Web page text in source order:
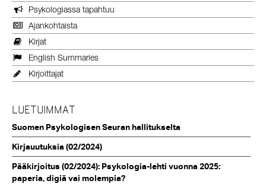
Psykologiassa tapahtuu
Ajankohtaista
Kirjat
English Summaries
Kirjoittajat
LUETUIMMAT
Suomen Psykologisen Seuran hallitukselta
Kirjauutuksia (02/2024)
Pääkirjoitus (02/2024): Psykologia-lehti vuonna 2025:
paperia, digiä vai molempia?